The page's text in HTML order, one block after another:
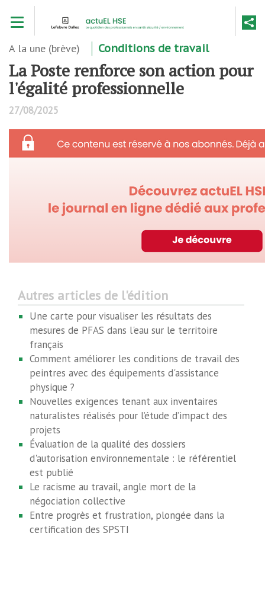
contenu
A la une (brève) Conditions de travail
La Poste renforce son action pour
l'égalité professionnelle
27/08/2025
Autres articles de l'édition
Une carte pour visualiser les résultats des
mesures de PFAS dans l'eau sur le territoire
français
Comment améliorer les conditions de travail des
peintres avec des équipements d'assistance
physique ?
Nouvelles exigences tenant aux inventaires
naturalistes réalisés pour l’étude d’impact des
projets
Évaluation de la qualité des dossiers
d'autorisation environnementale : le référentiel
est publié
Le racisme au travail, angle mort de la
négociation collective
Entre progrès et frustration, plongée dans la
certification des SPSTI